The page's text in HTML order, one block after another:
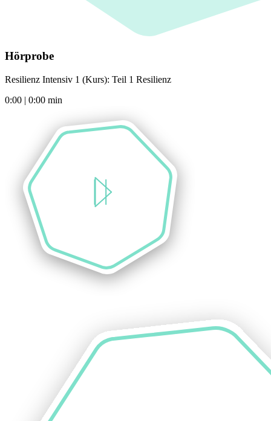
Hörprobe
Resilienz Intensiv 1 (Kurs): Teil 1 Resilienz
0:00 | 0:00 min